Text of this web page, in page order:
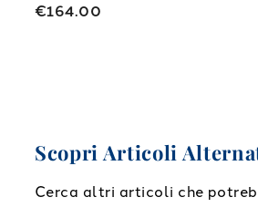
€164.00
Scopri Articoli
Cerca altri articoli che